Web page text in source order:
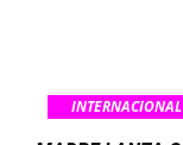
INTERNACIONAL